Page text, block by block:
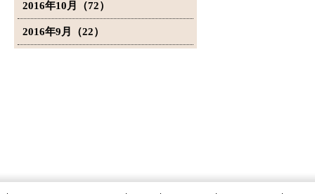
2016年10月（72）
2016年9月（22）